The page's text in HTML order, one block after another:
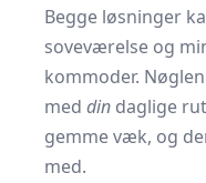
Begge løsninger
soveværelse og
kommoder.
med din daglige
gemme væk, og
med.